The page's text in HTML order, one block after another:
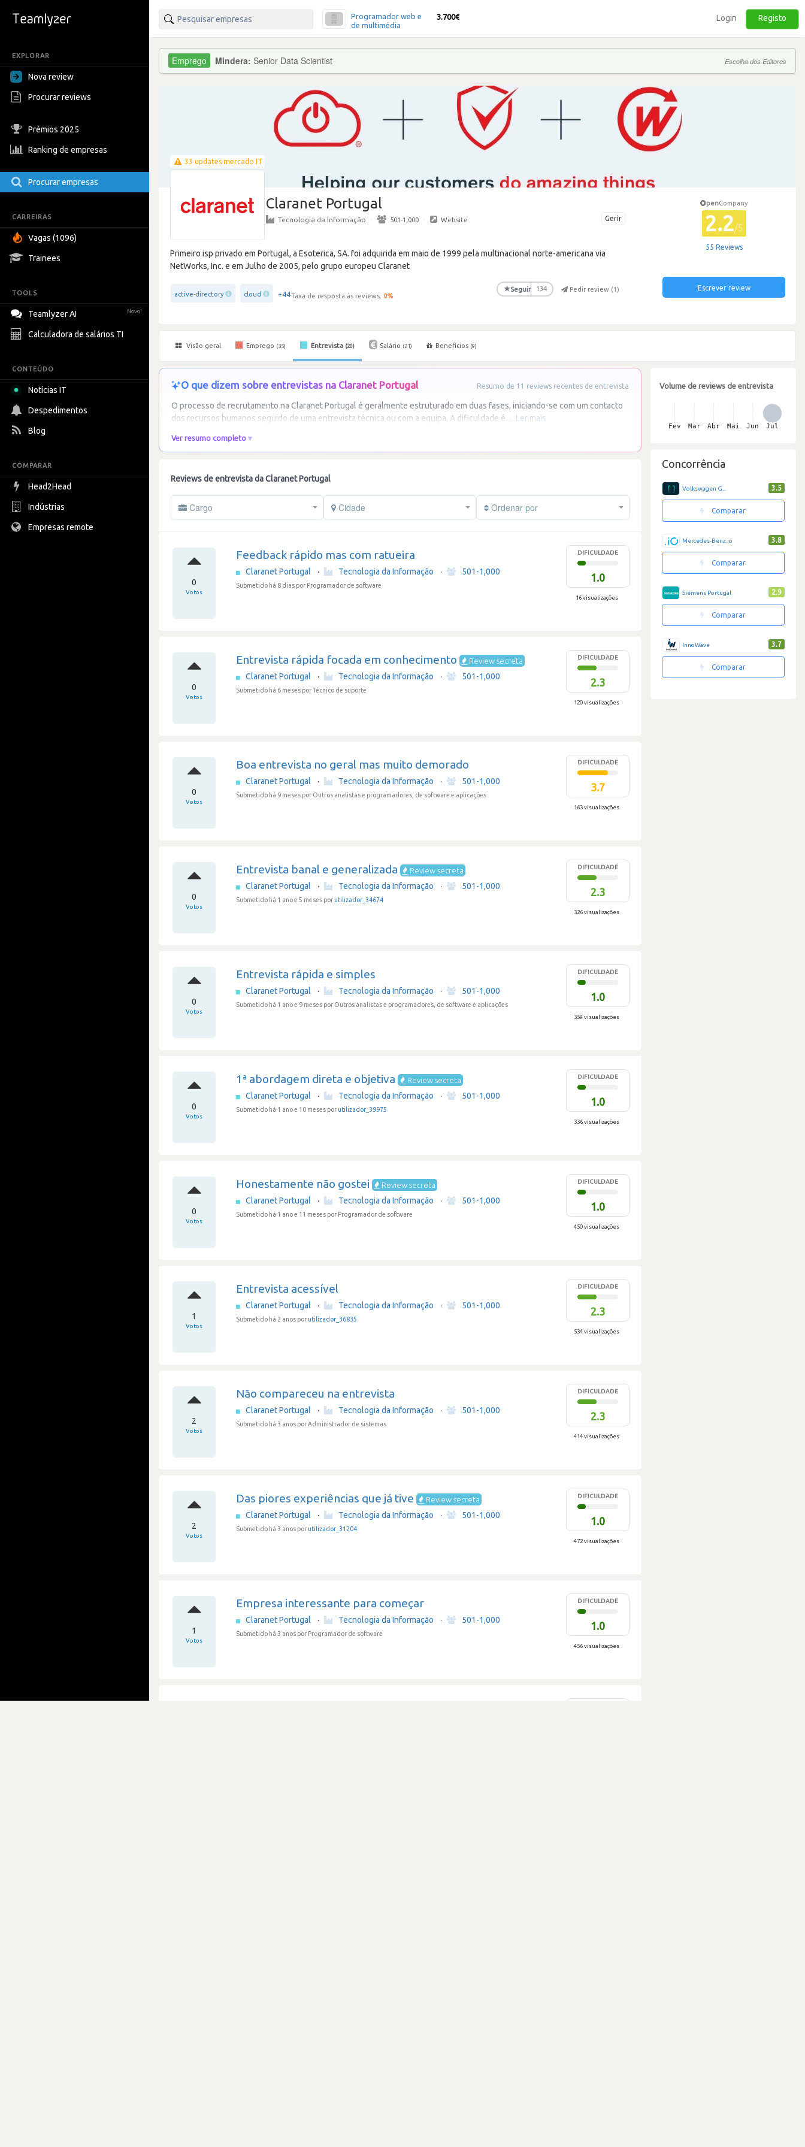
EXPLORAR
Nova review
Procurar reviews
Prémios 2025
Ranking de empresas
Procurar empresas
CARREIRAS
Vagas (1096)
Trainees
TOOLS
Teamlyzer AI Novo!
Calculadora de salários TI
CONTEÚDO
Notícias IT
Despedimentos
Blog
COMPARAR
Head2Head
Indústrias
Empresas remote
Programador web e
de multimédia
3.700€ Login Registo
Mindera: Senior Data Scientist Escolha dos Editores
33 updates mercado IT
Claranet Portugal
Gerir
Tecnologia da Informação · 501-1,000 · Website
Primeiro isp privado em Portugal, a Esoterica, SA. foi adquirida em maio de 1999 pela multinacional norte-americana via
NetWorks, Inc. e em Julho de 2005, pelo grupo europeu Claranet
active-directory cloud +44Taxa de resposta às reviews: 0%
★Seguir 134 Pedir review (1)
penCompany
2.2/5
55 Reviews
Escrever review
Visão geral Emprego (35) Entrevista (20) Salário (21) Benefícios (9)
O que dizem sobre entrevistas na Claranet Portugal Resumo de 11 reviews recentes de entrevista
O processo de recrutamento na Claranet Portugal é geralmente estruturado em duas fases, iniciando-se com um contacto
dos recursos humanos seguido de uma entrevista técnica ou com a equipa. A dificuldade é… Ler mais
Ver resumo completo
Reviews de entrevista da Claranet Portugal
Cargo Cidade Ordenar por
0
Votos
Feedback rápido mas com ratueira
Claranet Portugal · Tecnologia da Informação · 501-1,000
Submetido há 8 dias por Programador de software
DIFICULDADE
1.0
16 visualizações
0
Votos
Entrevista rápida focada em conhecimento Review secreta
Claranet Portugal · Tecnologia da Informação · 501-1,000
Submetido há 6 meses por Técnico de suporte
DIFICULDADE
2.3
120 visualizações
0
Votos
Boa entrevista no geral mas muito demorado
Claranet Portugal · Tecnologia da Informação · 501-1,000
Submetido há 9 meses por Outros analistas e programadores, de software e aplicações
DIFICULDADE
3.7
163 visualizações
0
Votos
Entrevista banal e generalizada Review secreta
Claranet Portugal · Tecnologia da Informação · 501-1,000
Submetido há 1 ano e 5 meses por utilizador_34674
DIFICULDADE
2.3
326 visualizações
0
Votos
Entrevista rápida e simples
Claranet Portugal · Tecnologia da Informação · 501-1,000
Submetido há 1 ano e 9 meses por Outros analistas e programadores, de software e aplicações
DIFICULDADE
1.0
359 visualizações
0
Votos
1ª abordagem direta e objetiva Review secreta
Claranet Portugal · Tecnologia da Informação · 501-1,000
Submetido há 1 ano e 10 meses por utilizador_39975
DIFICULDADE
1.0
336 visualizações
0
Votos
Honestamente não gostei Review secreta
Claranet Portugal · Tecnologia da Informação · 501-1,000
Submetido há 1 ano e 11 meses por Programador de software
DIFICULDADE
1.0
450 visualizações
1
Votos
Entrevista acessível
Claranet Portugal · Tecnologia da Informação · 501-1,000
Submetido há 2 anos por utilizador_36835
DIFICULDADE
2.3
534 visualizações
2
Votos
Não compareceu na entrevista
Claranet Portugal · Tecnologia da Informação · 501-1,000
Submetido há 3 anos por Administrador de sistemas
DIFICULDADE
2.3
414 visualizações
2
Votos
Das piores experiências que já tive Review secreta
Claranet Portugal · Tecnologia da Informação · 501-1,000
Submetido há 3 anos por utilizador_31204
DIFICULDADE
1.0
472 visualizações
1
Votos
Empresa interessante para começar
Claranet Portugal · Tecnologia da Informação · 501-1,000
Submetido há 3 anos por Programador de software
DIFICULDADE
1.0
456 visualizações
Volume de reviews de entrevista
Concorrência
Volkswagen G... 3.5
Comparar
Mercedes-Benz.io 3.8
Comparar
Siemens Portugal 2.9
Comparar
InnoWave 3.7
Comparar